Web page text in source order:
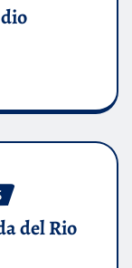
del Rio